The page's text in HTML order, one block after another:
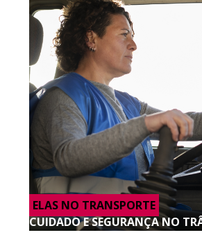
ELAS NO TRANSPORTE
CUIDADO E SEGURANÇA NO